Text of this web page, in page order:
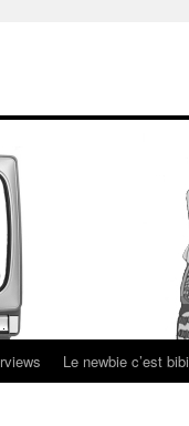
Le newbie c’est bibi